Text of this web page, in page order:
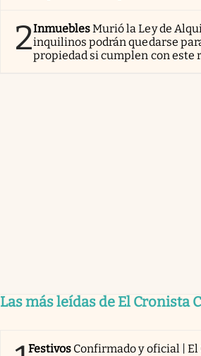
2InmueblesMurió la Ley de
inquilinos podrán quedarse
propiedad si cumplen con este
Las más leídas de El Cronista
Festivos Confirmado y oficial |